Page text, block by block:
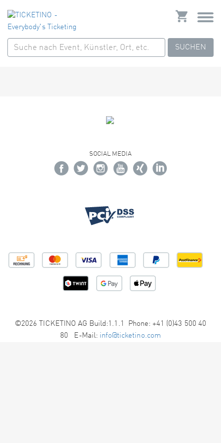
SUCHEN
SOCIAL MEDIA
©2026 TICKETINO AG Build:1.1.1 Phone: +41 (0)43 500 40
80 E-Mail: info@ticketino.com